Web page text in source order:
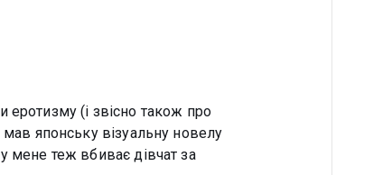
еротизму (і звісно також про
японську візуальну новелу
мене теж вбиває дівчат за